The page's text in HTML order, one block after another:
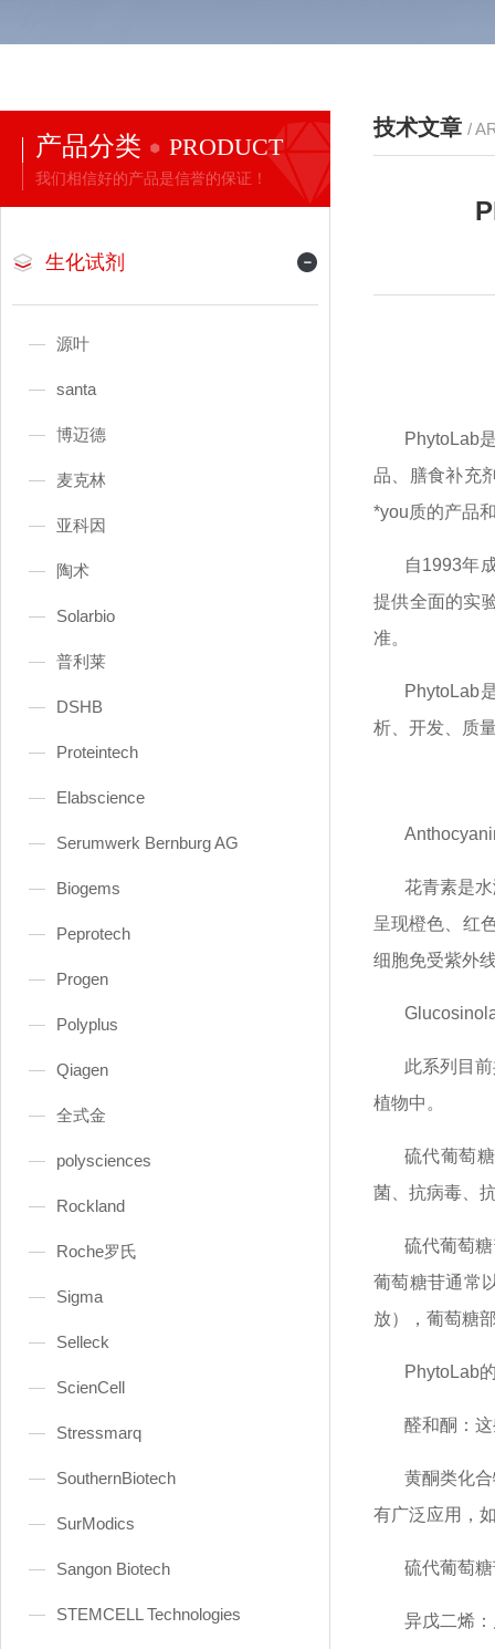
产品分类 PRODUCT
我们相信好的产品是信誉的保证！
生化试剂
源叶
santa
博迈德
麦克林
亚科因
陶术
Solarbio
普利莱
DSHB
Proteintech
Elabscience
Serumwerk Bernburg AG
Biogems
Peprotech
Progen
Polyplus
Qiagen
全式金
polysciences
Rockland
Roche罗氏
Sigma
Selleck
ScienCell
Stressmarq
SouthernBiotech
SurModics
Sangon Biotech
STEMCELL Technologies
技术文章 /
PhytoLab
品、膳食补充
*you质的产品
自1993年
提供全面的实
准。
PhytoLab
析、开发、质
花青素是
呈现橙色、红
细胞免受紫外
此系列目
植物中。
硫代葡萄
菌、抗病毒、
硫代葡萄
葡萄糖苷通常
放），葡萄糖
PhytoLab
醛和酮：
黄酮类化
有广泛应用，‌
硫代葡萄
异戊二烯：